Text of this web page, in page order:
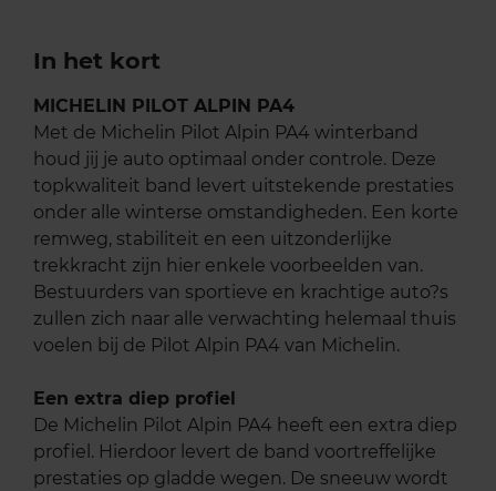
In het kort
MICHELIN PILOT ALPIN PA4
Met de Michelin Pilot Alpin PA4 winterband
houd jij je auto optimaal onder controle. Deze
topkwaliteit band levert uitstekende prestaties
onder alle winterse omstandigheden. Een korte
remweg, stabiliteit en een uitzonderlijke
trekkracht zijn hier enkele voorbeelden van.
Bestuurders van sportieve en krachtige auto?s
zullen zich naar alle verwachting helemaal thuis
voelen bij de Pilot Alpin PA4 van Michelin.
Een extra diep profiel
De Michelin Pilot Alpin PA4 heeft een extra diep
profiel. Hierdoor levert de band voortreffelijke
prestaties op gladde wegen. De sneeuw wordt